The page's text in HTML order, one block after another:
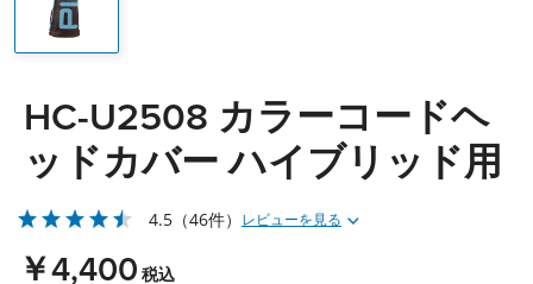
HC-U2508 カラーコードヘ
ッドカバー ハイブリッド用
￥4,400 税込
4.5 （46件） レビューを見る